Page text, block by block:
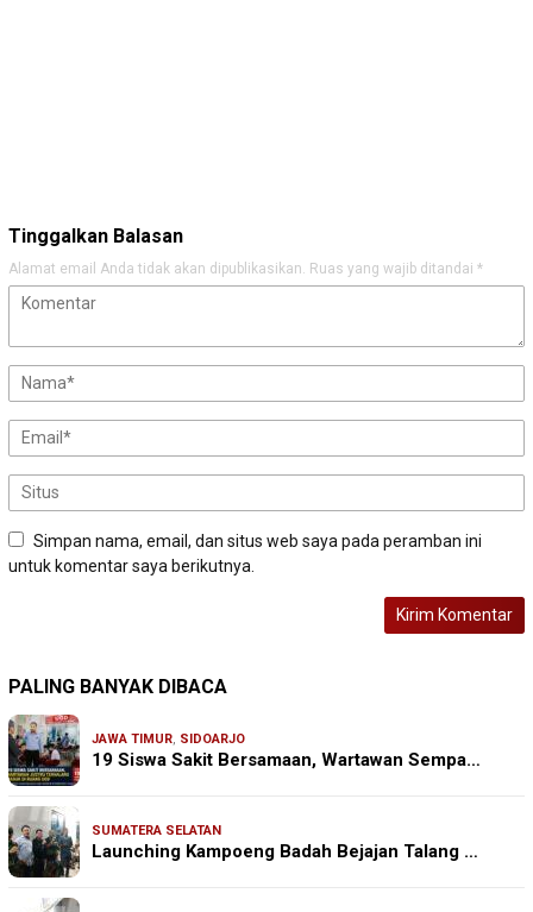
Tinggalkan Balasan
Alamat email Anda tidak akan dipublikasikan. Ruas yang wajib ditandai *
Simpan nama, email, dan situs web saya pada peramban ini
untuk komentar saya berikutnya.
PALING BANYAK DIBACA
JAWA TIMUR, SIDOARJO
19 Siswa Sakit Bersamaan, Wartawan Sempa…
SUMATERA SELATAN
Launching Kampoeng Badah Bejajan Talang …